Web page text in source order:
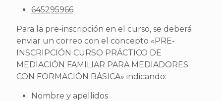
645295966
Para la pre-inscripción en el curso, se deberá
enviar un correo con el concepto «PRE-
INSCRIPCIÓN CURSO PRÁCTICO DE
MEDIACIÓN FAMILIAR PARA MEDIADORES
CON FORMACIÓN BÁSICA» indicando:
Nombre y apellidos